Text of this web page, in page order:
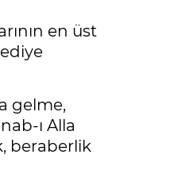
en üst
gelme,
ı Alla
beraberlik